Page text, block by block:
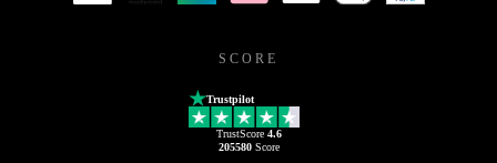
SCORE
Trustpilot
TrustScore 4.6
205580Score